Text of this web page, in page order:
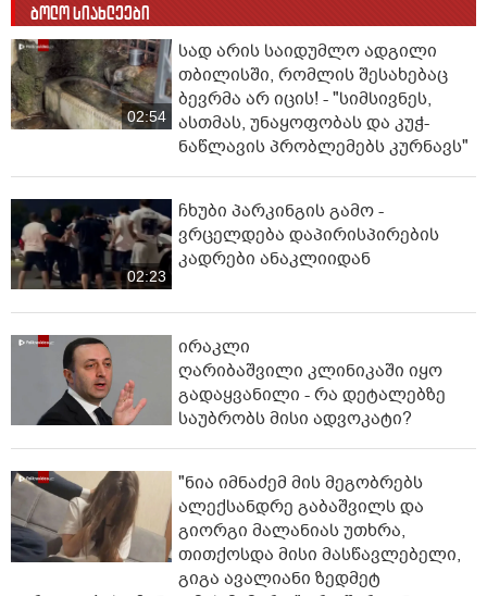
ბოლო სიახლეები
02:54
სად არის საიდუმლო ადგილი
თბილისში, რომლის შესახებაც
ბევრმა არ იცის! - "სიმსივნეს,
ასთმას, უნაყოფობას და კუჭ-
ნაწლავის პრობლემებს კურნავს"
02:23
ჩხუბი პარკინგის გამო -
ვრცელდება დაპირისპირების
კადრები ანაკლიიდან
ირაკლი
ღარიბაშვილი კლინიკაში იყო
გადაყვანილი - რა დეტალებზე
საუბრობს მისი ადვოკატი?
"ნია იმნაძემ მის მეგობრებს
ალექსანდრე გაბაშვილს და
გიორგი მალანიას უთხრა,
თითქოსდა მისი მასწავლებელი,
გიგა ავალიანი ზედმეტ